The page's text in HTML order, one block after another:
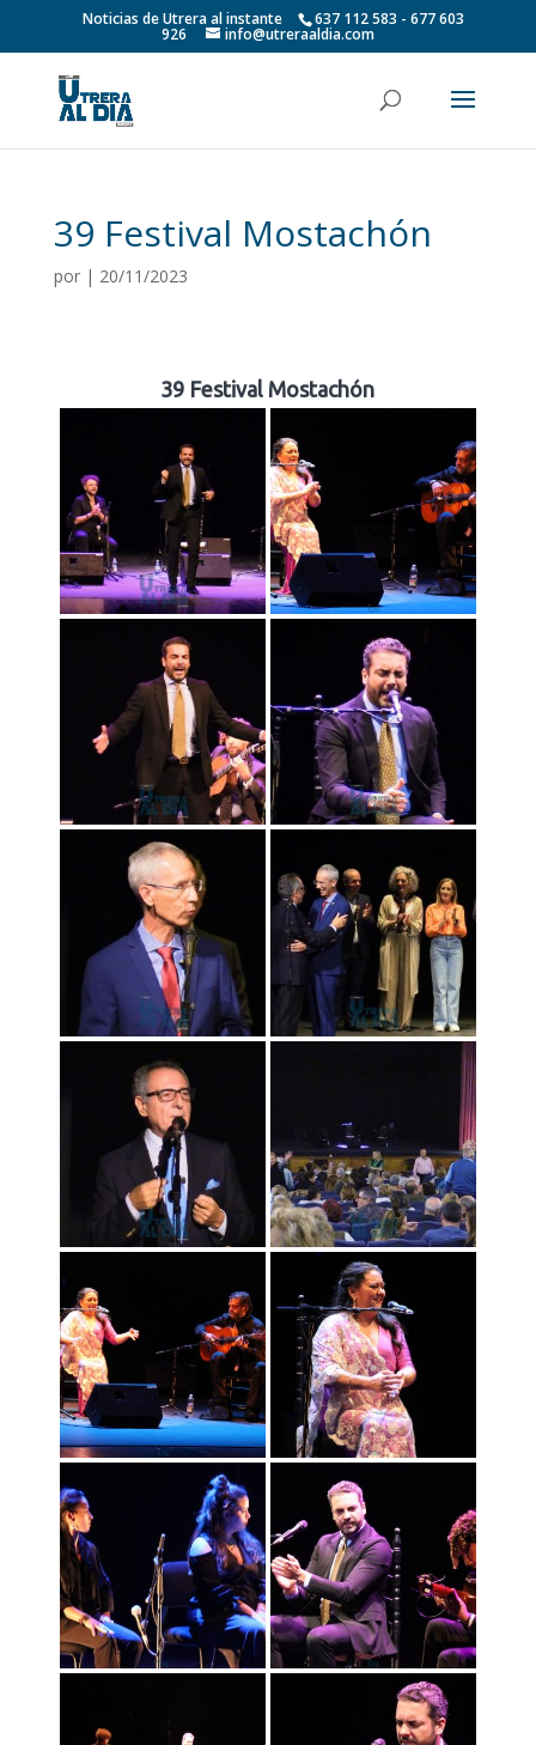
Noticias de Utrera al instante 637 112 583 - 677 603
926 info@utreraaldia.com
39 Festival Mostachón
por | 20/11/2023
39 Festival Mostachón